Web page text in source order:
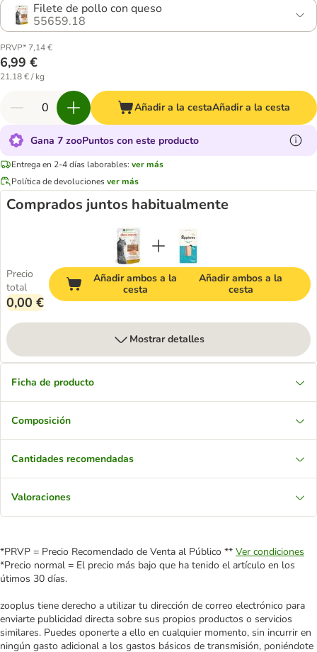
Filete de pollo con queso
55659.18
PRVP* 7,14 €
6,99 €
21,18 € / kg
Añadir a la cestaAñadir a la cesta
Gana 7 zooPuntos con este producto
Entrega en 2-4 días laborables: ver más
Política de devolucionesver más
Comprados juntos habitualmente
Precio
total
0,00 €
Añadir ambos a la
cesta
Añadir ambos a la
cesta
Mostrar detalles
Ficha de producto
Composición
Cantidades recomendadas
Valoraciones
*PRVP = Precio Recomendado de Venta al Público ** Ver condiciones
*Precio normal = El precio más bajo que ha tenido el artículo en los
útimos 30 días.
zooplus tiene derecho a utilizar tu dirección de correo electrónico para
enviarte publicidad directa sobre sus propios productos o servicios
similares. Puedes oponerte a ello en cualquier momento, sin incurrir en
ningún gasto adicional a los gastos básicos de transmisión, poniéndote